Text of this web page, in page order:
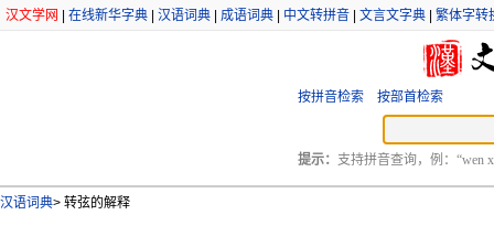
汉文学网 在线新华字典 汉语词典 成语词典 中文转拼音 文言文字典 繁体字转
按拼音检索 按部首检索
提示： 支持拼音查询，例：“wen
汉语词典> 转弦的解释